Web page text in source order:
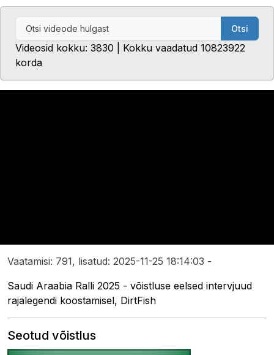
Otsi
Videosid kokku: 3830 | Kokku vaadatud 10823922
korda
Vaatamisi: 791, lisatud: 2025-11-25 18:14:03 -
Saudi Araabia Ralli 2025 - võistluse eelsed intervjuud
rajalegendi koostamisel, DirtFish
Seotud võistlus